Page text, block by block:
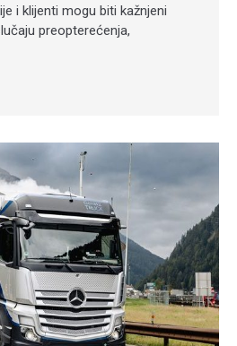
i klijenti mogu biti kažnjeni
preopterećenja,